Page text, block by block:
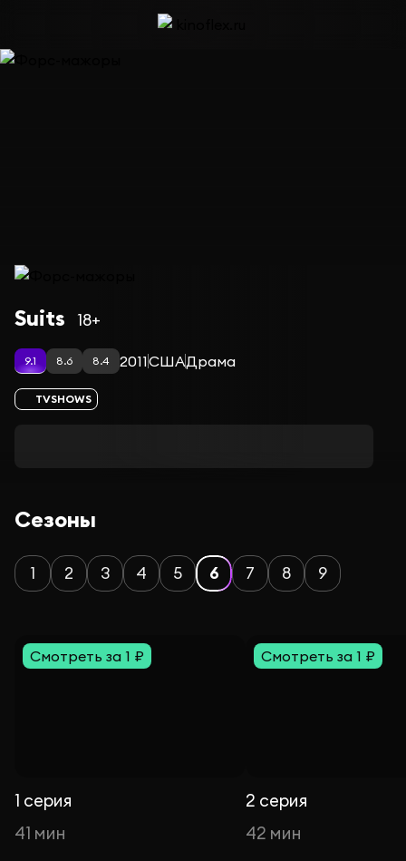
Сериал Форс-мажоры — сезон 6
Suits 18+
9.1 8.6 8.4 2011СШАДрама
TVSHOWS
Сезоны
1 2 3 4 5 6 7 8 9
Смотреть за 1 ₽
1 серия
41 мин
Смотреть за 1 ₽
2 серия
42 мин